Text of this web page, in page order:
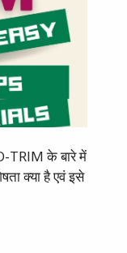
TRIM के बारे में
क्या है एवं इसे